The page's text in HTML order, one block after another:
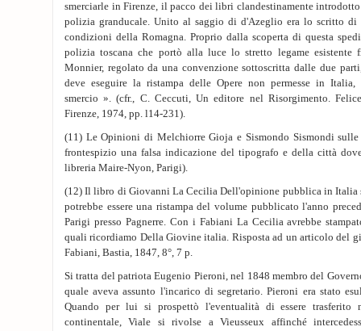
smerciarle in Firenze, il pacco dei libri clandestinamente
polizia granducale. Unito al saggio di d'Azeglio era lo scritto
condizioni della Romagna. Proprio dalla scoperta di questa
polizia toscana che portò alla luce lo stretto legame
Monnier, regolato da una convenzione sottoscritta dalle due
deve eseguire la ristampa delle Opere non permesse in
smercio ». (cfr., C. Ceccuti, Un editore nel Risorgimento.
Firenze, 1974, pp. l14-231).
(11) Le Opinioni di Melchiorre Gioja e Sismondo Sismondi
frontespizio una falsa indicazione del tipografo e della città
libreria Maire-Nyon, Parigi).
(12) Il libro di Giovanni La Cecilia Dell'opinione pubblica in Italia
potrebbe essere una ristampa del volume pubblicato l'anno
Parigi presso Pagnerre. Con i Fabiani La Cecilia avrebbe
quali ricordiamo Della Giovine italia. Risposta ad un articolo del
Fabiani, Bastia, 1847, 8°, 7 p.
Si tratta del patriota Eugenio Pieroni, nel 1848 membro del
quale aveva assunto l'incarico di segretario. Pieroni era stato
Quando per lui si prospettò l'eventualità di essere trasferito
continentale, Viale si rivolse a Vieusseux affinché